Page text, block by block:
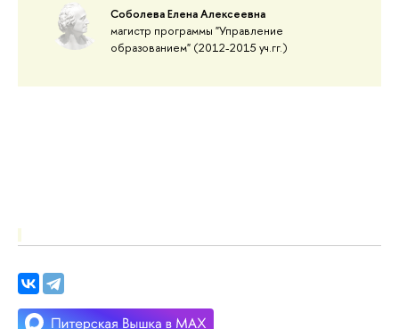
Соболева Елена Алексеевна
магистр программы "Управление
образованием" (2012-2015 уч.гг.)